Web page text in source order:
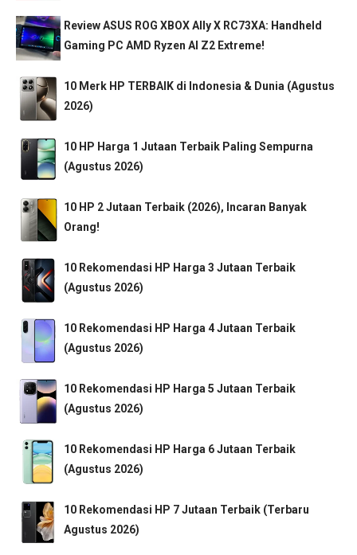
Review ASUS ROG XBOX Ally X RC73XA: Handheld
Gaming PC AMD Ryzen AI Z2 Extreme!
10 Merk HP TERBAIK di Indonesia & Dunia (Agustus
2026)
10 HP Harga 1 Jutaan Terbaik Paling Sempurna
(Agustus 2026)
10 HP 2 Jutaan Terbaik (2026), Incaran Banyak
Orang!
10 Rekomendasi HP Harga 3 Jutaan Terbaik
(Agustus 2026)
10 Rekomendasi HP Harga 4 Jutaan Terbaik
(Agustus 2026)
10 Rekomendasi HP Harga 5 Jutaan Terbaik
(Agustus 2026)
10 Rekomendasi HP Harga 6 Jutaan Terbaik
(Agustus 2026)
10 Rekomendasi HP 7 Jutaan Terbaik (Terbaru
Agustus 2026)